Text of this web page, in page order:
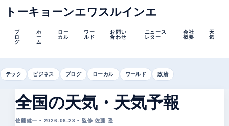
トーキョーンエワスルインエ
ブ
ロ
グ
ホ
ー
ム
ロー
カル
ワー
ルド
お問い
合わせ
ニュース
レター
会社
概要
天
気
テック ビジネス ブログ ローカル ワールド 政治
全国の天気・天気予報
佐藤健一 • 2026-06-23 • 監修 佐藤 遥